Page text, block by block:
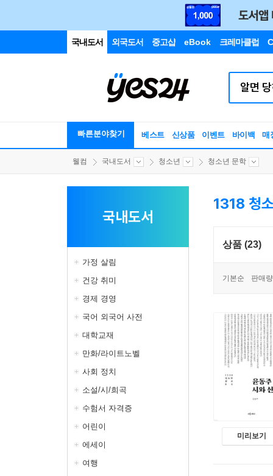
국내도서 외국도서 중고샵 eBook 크레마클럽
빠른분야찾기 베스트 신상품 이벤트 바이백 매
웰컴 국내도서 청소년 청소년 문학
국내도서
가정 살림
건강 취미
경제 경영
국어 외국어 사전
대학교재
만화/라이트노벨
사회 정치
소설/시/희곡
수험서 자격증
어린이
에세이
여행
1318 청
상품 (23)
기본순 판매
미리보기